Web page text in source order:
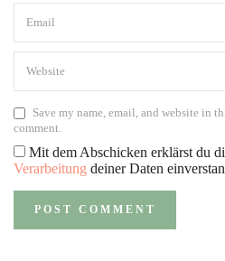
Save my name, email, and website in
comment.
Mit dem Abschicken erklärst du
Verarbeitung deiner Daten